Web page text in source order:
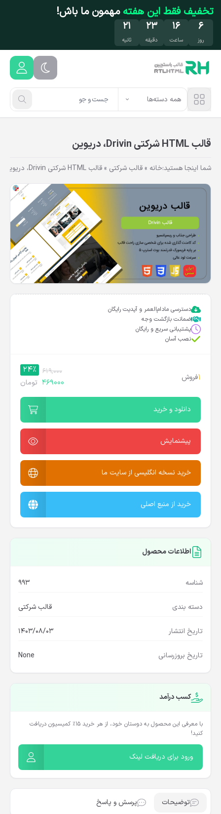
رفتن به محتوای اصلی
تخفیف فقط این هفتهمهمون ما باش!
۶
روز
۱۶
ساعت
۲۳
دقیقه
۲۰
ثانیه
همه دسته‌ها
قالب HTML شرکتی Drivin، دریوین
شما اینجا هستید:خانه »قالب شرکتی »قالب HTML شرکتی Drivin، دریوین
دسترسی مادام‌العمر و آپدیت رایگان
ضمانت بازگشت وجه
پشتیبانی سریع و رایگان
نصب آسان
1فروش
619,000
24%
469000 تومان
دانلود و خرید
پیشنمایش
خرید نسخه انگلیسی از سایت ما
خرید از منبع اصلی
اطلاعات محصول
شناسه 993
دسته بندی قالب شرکتی
تاریخ انتشار 1403/08/03
تاریخ بروزرسانی None
کسب درآمد
با معرفی این محصول به دوستان خود، از هر خرید ۱۵٪ کمیسیون دریافت
کنید!
ورود برای دریافت لینک
توضیحات پرسش و پاسخ